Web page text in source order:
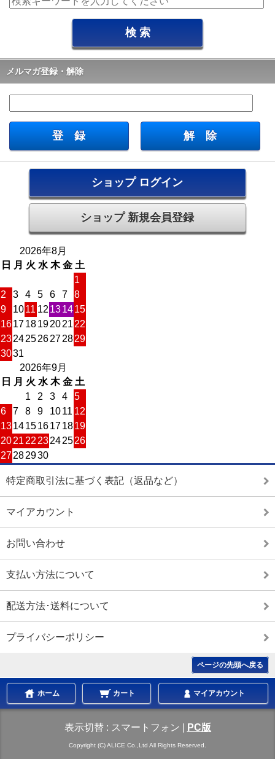
メルマガ登録・解除
ショップ ログイン
ショップ 新規会員登録
2026年8月
日
月 火 水 木 金 土
1
2
3 4 5 6 7
8
9
1011 12 131415
161718192021 22
23242526272829
3031
2026年9月
日
月 火 水 木 金 土
1
2 3 4
5
6
7 8 9 1011 12
13141516171819
2021 22 23242526
27282930
特定商取引法に基づく表記（返品など）
マイアカウント
お問い合わせ
支払い方法について
配送方法･送料について
プライバシーポリシー
ページの先頭へ戻る
ホーム カート マイアカウント
表示切替 : スマートフォン PC版
Copyright (C) ALICE Co.,Ltd All Rights Reserved.